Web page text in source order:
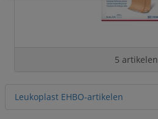
5 artikelen
Leukoplast EHBO-artikelen